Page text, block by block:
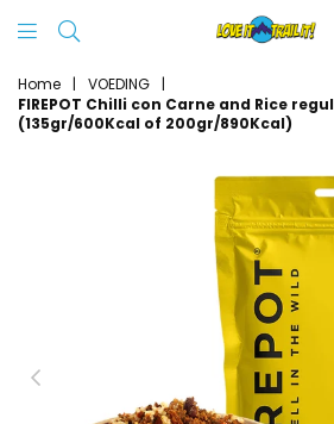
It
Trail
Home | VOEDING
|
FIREPOT Chilli con Carne and Rice
(135gr/600Kcal of 200gr/890Kcal)